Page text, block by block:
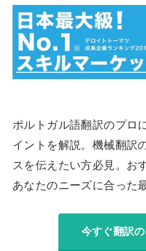
ポルトガル語翻訳のプロ
イントを解説。機械翻訳
スを伝えたい方必見。お
あなたのニーズに合った
今すぐ翻訳